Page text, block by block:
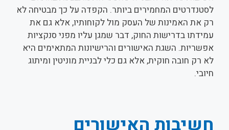
לסטנדרטים המחמירים ביותר. הקפדה על כך מבטיחה לא
רק את האמינות של העסק מול לקוחותיו, אלא גם את
עמידתו בדרישות החוק, דבר שמגן עליו מפני סנקציות
אפשריות. השגת האישורים והרישיונות המתאימים היא
לא רק חובה חוקית, אלא גם כלי לבניית מוניטין ומיתוג
חיובי.
חשיבות האישורים